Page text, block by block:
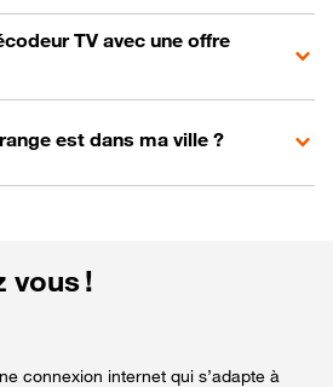
TV avec une offre
est dans ma ville ?
vous !
connexion internet qui s’adapte à